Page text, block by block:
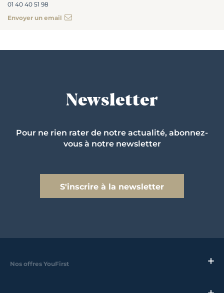
01 40 40 51 98
Envoyer un email
Newsletter
Pour ne rien rater de notre actualité, abonnez-
vous à notre newsletter
S'inscrire à la newsletter
Nos offres YouFirst